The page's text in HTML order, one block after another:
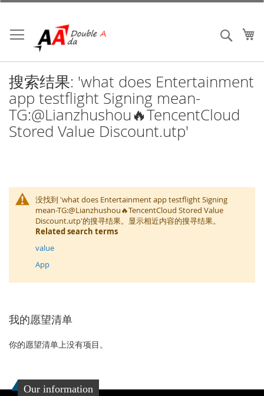
跳
内
容
搜索
搜索结果: 'what does Entertainment
app testflight Signing mean-
TG:@Lianzhushou🔥TencentCloud
Stored Value Discount.utp'
没找到 'what does Entertainment app testflight Signing
mean-TG:@Lianzhushou🔥TencentCloud Stored Value
Discount.utp'的搜寻结果。显示相近内容的搜寻结果。
Related search terms
value
App
我的愿望清单
你的愿望清单上没有项目。
Our information